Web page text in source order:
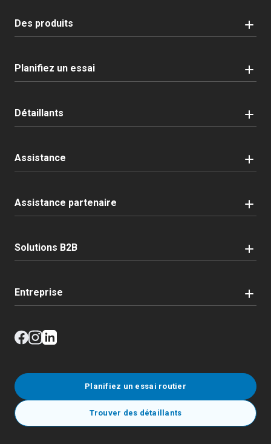
Des produits
Planifiez un essai
Détaillants
Assistance
Assistance partenaire
Solutions B2B
Entreprise
Planifiez un essai routier
Trouver des détaillants